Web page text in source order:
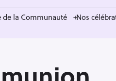
de la Communauté Nos